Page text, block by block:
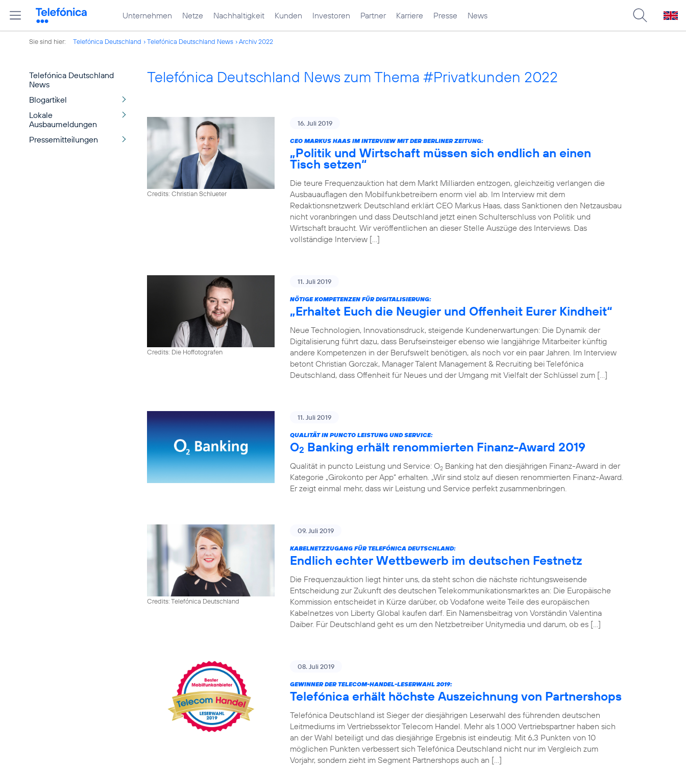
Unternehmen Netze Nachhaltigkeit Kunden Investoren Partner Karriere Presse News
Sie sind hier: Telefónica Deutschland Telefónica Deutschland News Archiv 2022
Telefónica Deutschland
News
Blogartikel
Lokale
Ausbaumeldungen
Pressemitteilungen
Telefónica Deutschland News zum Thema #Privatkunden 2022
Credits: Christian Schlueter
16. Juli 2019
CEO MARKUS HAAS IM INTERVIEW MIT DER BERLINER ZEITUNG:
„Politik und Wirtschaft müssen sich endlich an einen
Tisch setzen“
Die teure Frequenzauktion hat dem Markt Milliarden entzogen, gleichzeitig verlangen die
Ausbauauflagen den Mobilfunkbetreibern enorm viel ab. Im Interview mit dem
Redaktionsnetzwerk Deutschland erklärt CEO Markus Haas, dass Sanktionen den Netzausbau
nicht voranbringen und dass Deutschland jetzt einen Schulterschluss von Politik und
Wirtschaft braucht. Wir veröffentlichen an dieser Stelle Auszüge des Interviews. Das
vollständige Interview […]
Credits: Die Hoffotografen
11. Juli 2019
NÖTIGE KOMPETENZEN FÜR DIGITALISIERUNG:
„Erhaltet Euch die Neugier und Offenheit Eurer Kindheit“
Neue Technologien, Innovationsdruck, steigende Kundenerwartungen: Die Dynamik der
Digitalisierung führt dazu, dass Berufseinsteiger ebenso wie langjährige Mitarbeiter künftig
andere Kompetenzen in der Berufswelt benötigen, als noch vor ein paar Jahren. Im Interview
betont Christian Gorczak, Manager Talent Management & Recruiting bei Telefónica
Deutschland, dass Offenheit für Neues und der Umgang mit Vielfalt der Schlüssel zum […]
11. Juli 2019
QUALITÄT IN PUNCTO LEISTUNG UND SERVICE:
O2 Banking erhält renommierten Finanz-Award 2019
Qualität in puncto Leistung und Service: O2 Banking hat den diesjährigen Finanz-Award in der
Kategorie „Girokonto per App“ erhalten. „Wir sind stolz auf diesen renommierten Finanz-Award.
Er zeigt einmal mehr, dass wir Leistung und Service perfekt zusammenbringen.
Credits: Telefónica Deutschland
09. Juli 2019
KABELNETZZUGANG FÜR TELEFÓNICA DEUTSCHLAND:
Endlich echter Wettbewerb im deutschen Festnetz
Die Frequenzauktion liegt hinter uns, da steht schon die nächste richtungsweisende
Entscheidung zur Zukunft des deutschen Telekommunikationsmarktes an: Die Europäische
Kommission entscheidet in Kürze darüber, ob Vodafone weite Teile des europäischen
Kabelnetzes von Liberty Global kaufen darf. Ein Namensbeitrag von Vorständin Valentina
Daiber. Für Deutschland geht es um den Netzbetreiber Unitymedia und darum, ob es […]
08. Juli 2019
GEWINNER DER TELECOM-HANDEL-LESERWAHL 2019:
Telefónica erhält höchste Auszeichnung von Partnershops
Telefónica Deutschland ist Sieger der diesjährigen Leserwahl des führenden deutschen
Leitmediums im Vertriebssektor Telecom Handel. Mehr als 1.000 Vertriebspartner haben sich
an der Wahl beteiligt und das diesjährige Ergebnis ist eindeutig: Mit 6,3 Punkten von 10
möglichen Punkten verbessert sich Telefónica Deutschland nicht nur im Vergleich zum
Vorjahr, sondern zieht im Segment Partnershops auch an […]